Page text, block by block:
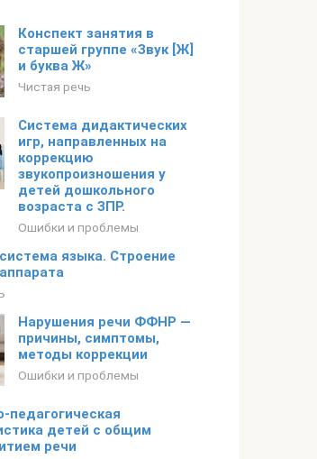
Конспект занятия в
старшей группе «Звук [Ж]
и буква Ж»
Чистая речь
Система дидактических
игр, направленных на
коррекцию
звукопроизношения у
детей дошкольного
возраста с ЗПР.
Ошибки и проблемы
языка. Строение
Нарушения речи ФФНР —
причины, симптомы,
методы коррекции
Ошибки и проблемы
педагогическая
детей с общим
речи